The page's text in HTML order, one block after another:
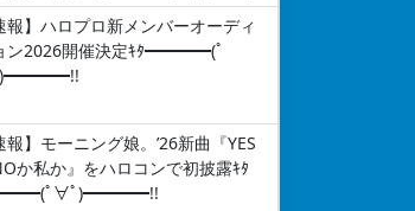
報】ハロプロ新メンバーオーディ
ン2026開催決定ｷﾀ━━━━(ﾟ
報】モーニング娘。’26新曲『YES
か私か』をハロコンで初披露ｷﾀ
ﾟ∀ﾟ)━━━━!!